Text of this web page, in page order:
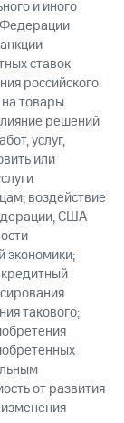
и иного
Федерации
ставок
российского
товары
решений
услуг,
или
воздействие
США
экономики;
такового;
от развития